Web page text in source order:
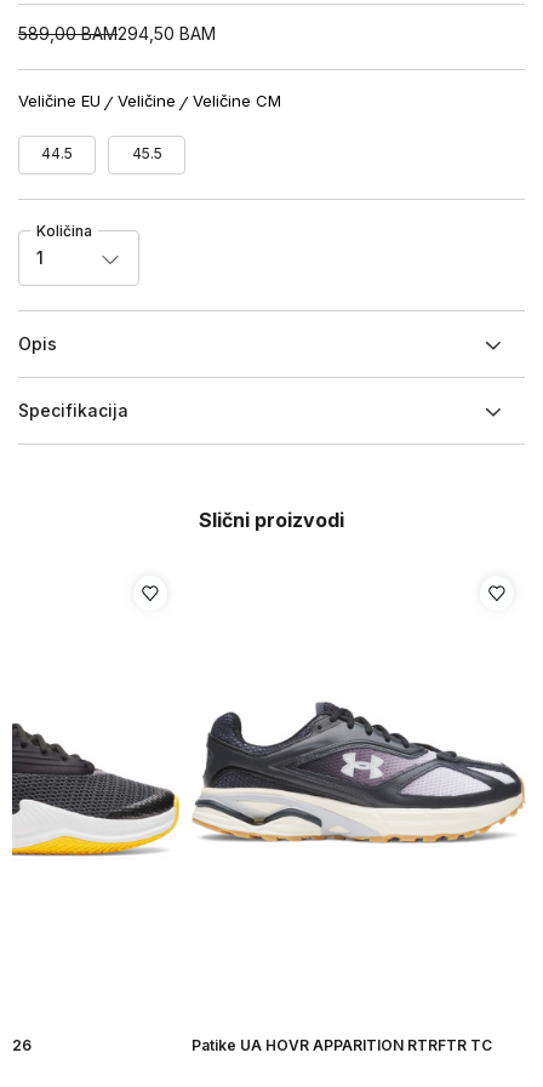
589,00 BAM294,50 BAM
Veličine EU Veličine Veličine CM
44.5 45.5
Količina
1
Opis
Specifikacija
Slični proizvodi
26 Patike UA HOVR APPARITION RTRFTR TC